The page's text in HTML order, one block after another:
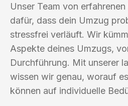
Unser Team von
dafür, dass dein Umzug
stressfrei verläuft. Wir
Aspekte deines Umzugs,
Durchführung. Mit unserer
wissen wir genau, worauf
können auf individuelle